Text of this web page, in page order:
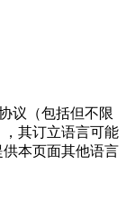
议（包括但不限
其订立语言可能
本页面其他语言